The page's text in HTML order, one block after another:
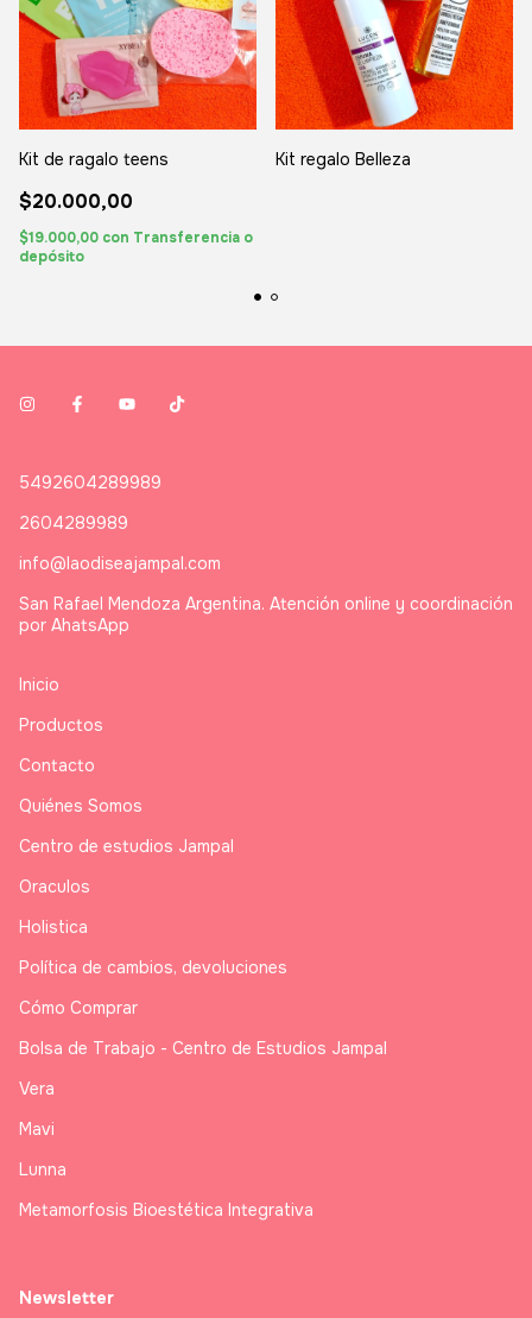
Kit de ragalo teens
$20.000,00
$19.000,00 con Transferencia o
depósito
Kit regalo Belleza
5492604289989
2604289989
info@laodiseajampal.com
San Rafael Mendoza Argentina. Atención online y coordinación
por AhatsApp
Inicio
Productos
Contacto
Quiénes Somos
Centro de estudios Jampal
Oraculos
Holistica
Política de cambios, devoluciones
Cómo Comprar
Bolsa de Trabajo - Centro de Estudios Jampal
Vera
Mavi
Lunna
Metamorfosis Bioestética Integrativa
Newsletter